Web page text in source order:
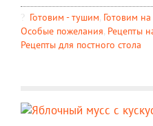
Готовим - тушим, Готовим
Особые пожелания, Рецепты
Рецепты для постного стола